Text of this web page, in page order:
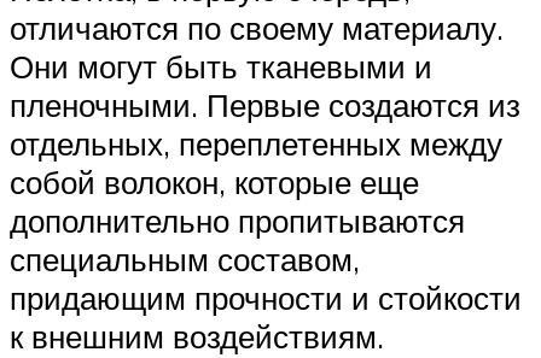
отличаются по своему материалу.
Они могут быть тканевыми и
пленочными. Первые создаются из
отдельных, переплетенных между
собой волокон, которые еще
дополнительно пропитываются
специальным составом,
придающим прочности и стойкости
к внешним воздействиям.